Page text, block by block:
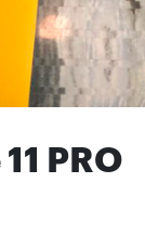
PRO